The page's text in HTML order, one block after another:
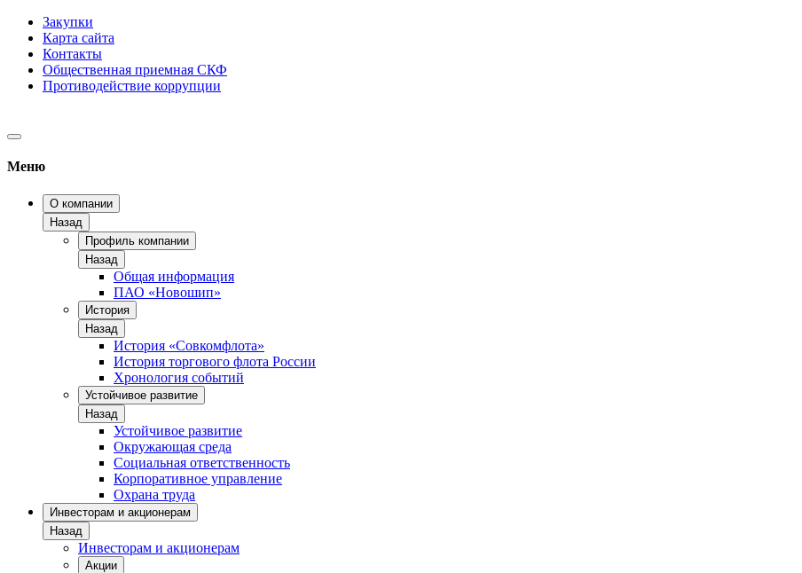
Закупки
Карта сайта
Контакты
Общественная приемная СКФ
Противодействие коррупции
Меню
О компании
Назад
Профиль компании
Назад
Общая информация
ПАО «Новошип»
История
Назад
История «Совкомфлота»
История торгового флота России
Хронология событий
Устойчивое развитие
Назад
Устойчивое развитие
Окружающая среда
Социальная ответственность
Корпоративное управление
Охрана труда
Инвесторам и акционерам
Назад
Инвесторам и акционерам
Акции